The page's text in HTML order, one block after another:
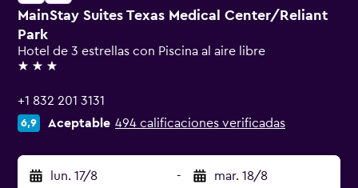
MainStay Suites Texas Medical Center/Reliant
Park
Hotel de 3 estrellas con Piscina al aire libre
3 estrellas
+1 832 201 3131
6,9 Aceptable 494 calificaciones verificadas
lun. 17/8 - mar. 18/8